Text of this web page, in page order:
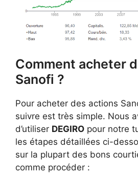
Comment acheter
Sanofi ?
Pour acheter des actions
suivre est très simple. Nous
d’utiliser DEGIRO pour notre
les étapes détaillées ci-
sur la plupart des bons
comme procéder :